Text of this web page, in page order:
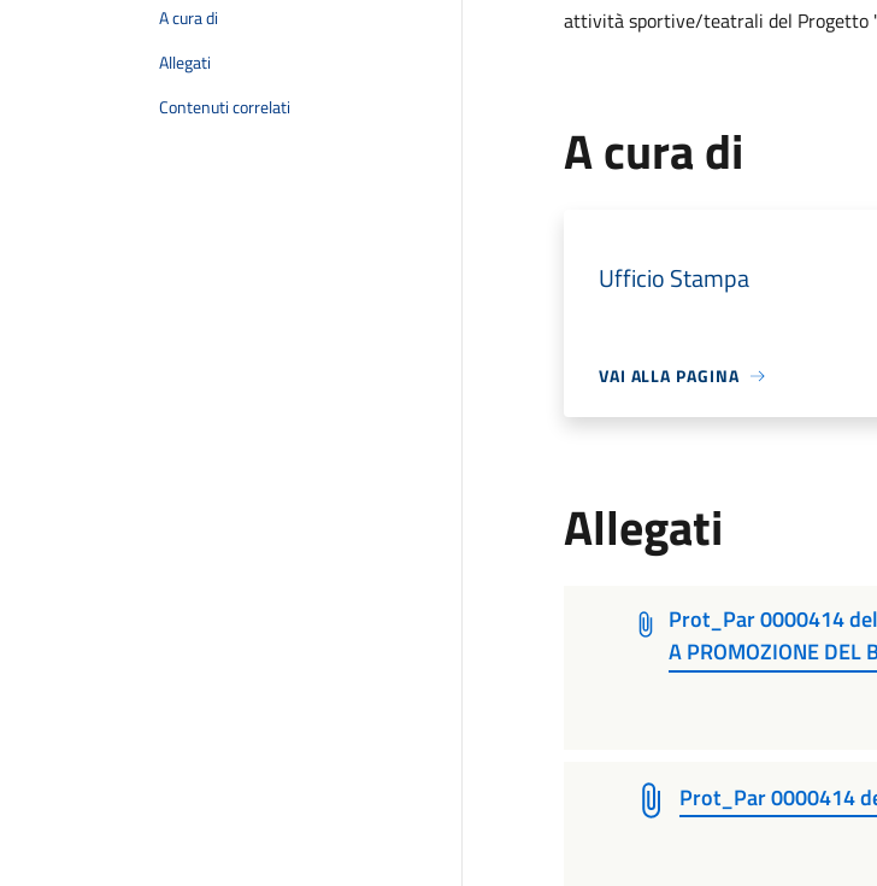
A cura di
Allegati
Contenuti correlati
attività sportive/teatrali del Progetto
A cura di
Ufficio Stampa
VAI ALLA PAGINA
Allegati
Prot_Par 0000414
A PROMOZIONE DEL
Prot_Par 0000414